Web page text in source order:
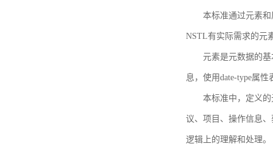
本标准通过元素
NSTL有实际需求的元
元素是元数据的
息，使用date-type属
本标准中，定义
议、项目、操作信息
逻辑上的理解和处理。